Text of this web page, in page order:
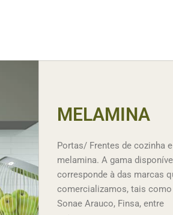
MELAMINA
Portas/ Frentes de cozinha
melamina. A gama
corresponde à das marcas
comercializamos, tais como
Sonae Arauco, Finsa, entre